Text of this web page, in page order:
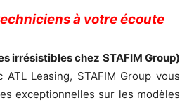
à votre écoute
irrésistibles chez STAFIM Group)
Leasing, STAFIM Group vous
exceptionnelles sur les modèles